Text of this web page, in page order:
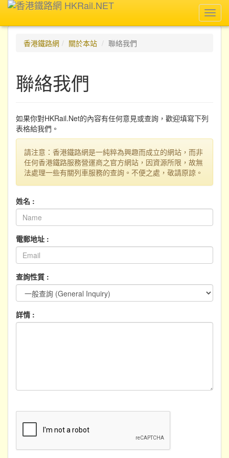
香港鐵路網
關於本站 聯絡我們
聯絡我們
如果你對HKRail.Net的內容有任何意見或查詢，歡迎填寫下列
表格給我們。
請注意：香港鐵路網是一純粹為興趣而成立的網站，而非
任何香港鐵路服務營運商之官方網站，因資源所限，故無
法處理一些有關列車服務的查詢。不便之處，敬請原諒。
姓名 :
電郵地址 :
查詢性質 :
詳情 :